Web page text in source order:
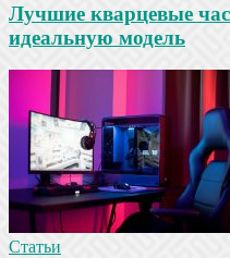
Лучшие кварцевые
идеальную модель
Статьи